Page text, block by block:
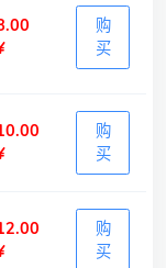
购
买
购
买
购
买